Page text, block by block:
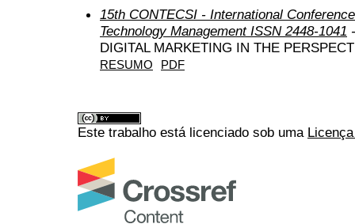
15th CONTECSI - International
Technology Management ISSN 2448-1041
DIGITAL MARKETING IN THE
RESUMO PDF
Este trabalho está licenciado sob uma